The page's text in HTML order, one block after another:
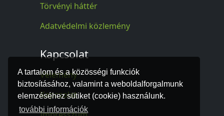
A tartalom és a közösségi funkciók
biztosításához, valamint a weboldalforgalmunk
elemzéséhez sütiket (cookie) használunk.
további információk
Törvényi háttér
Adatvédelmi közlemény
Kapcsolat
Vélemény
Kapcsolat